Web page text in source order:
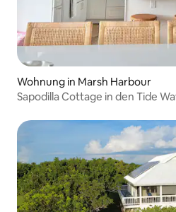
Wohnung in Marsh Harbour
Sapodilla Cottage in den Tide